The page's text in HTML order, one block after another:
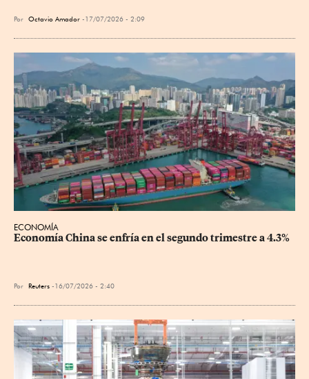
Por Octavio Amador 17/07/2026 - 2:09
ECONOMÍA
Economía China se enfría en el segundo trimestre a 4.3%
Por Reuters 16/07/2026 - 2:40